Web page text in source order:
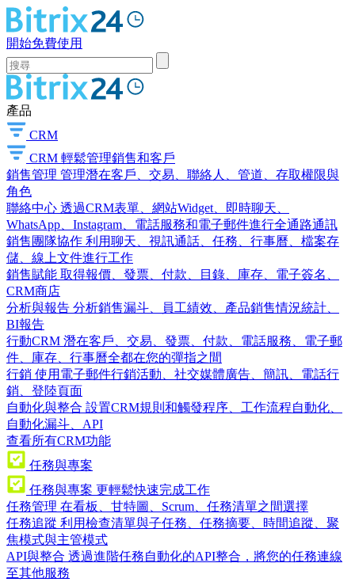
開始免費使用
產品
CRM
CRM 輕鬆管理銷售和客戶
銷售管理 管理潛在客戶、交易、聯絡人、管道、存取權限與
角色
聯絡中心 透過CRM表單、網站Widget、即時聊天、
WhatsApp、Instagram、電話服務和電子郵件進行全通路通訊
銷售團隊協作 利用聊天、視訊通話、任務、行事曆、檔案存
儲、線上文件進行工作
銷售賦能 取得報價、發票、付款、目錄、庫存、電子簽名、
CRM商店
分析與報告 分析銷售漏斗、員工績效、產品銷售情況統計、
BI報告
行動CRM 潛在客戶、交易、發票、付款、電話服務、電子郵
件、庫存、行事曆全都在您的彈指之間
行銷 使用電子郵件行銷活動、社交媒體廣告、簡訊、電話行
銷、登陸頁面
自動化與整合 設置CRM規則和觸發程序、工作流程自動化、
自動化漏斗、API
查看所有CRM功能
任務與專案
任務與專案 更輕鬆快速完成工作
任務管理 在看板、甘特圖、Scrum、任務清單之間選擇
任務追蹤 利用檢查清單與子任務、任務摘要、時間追蹤、聚
焦模式與主管模式
API與整合 透過進階任務自動化的API整合，將您的任務連線
至其他服務